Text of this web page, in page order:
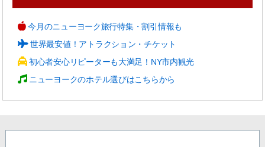
今月のニューヨーク旅行特集・割引情報も
世界最安値！アトラクション・チケット
初心者安心リピーターも大満足！NY市内観光
ニューヨークのホテル選びはこちらから